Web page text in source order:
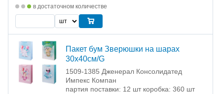
в достаточном количестве
Пакет бум Зверюшки на шарах
30х40см/G
1509-1385 Дженерал Консолидатед
Импекс Компан
партия поставки: 12 шт коробка: 360 шт